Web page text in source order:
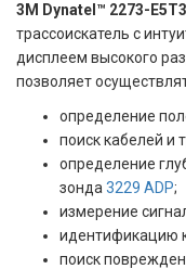
3M Dynatel™ 2273-Е5Т3
трассоискатель с
дисплеем высокого
позволяет
определение
поиск кабелей и
определение
зонда 3229 ADP;
измерение
идентификацию
поиск